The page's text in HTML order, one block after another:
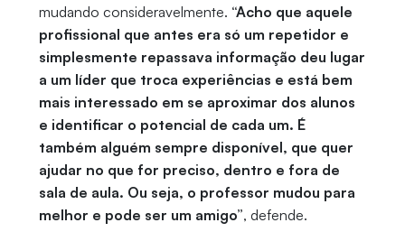
mudando consideravelmente. “Acho que aquele
profissional que antes era só um repetidor e
simplesmente repassava informação deu lugar
a um líder que troca experiências e está bem
mais interessado em se aproximar dos alunos
e identificar o potencial de cada um. É
também alguém sempre disponível, que quer
ajudar no que for preciso, dentro e fora de
sala de aula. Ou seja, o professor mudou para
melhor e pode ser um amigo”, defende.